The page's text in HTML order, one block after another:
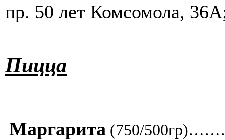
пр. 50 лет Комсомола,
Пицца
Маргарита (750/